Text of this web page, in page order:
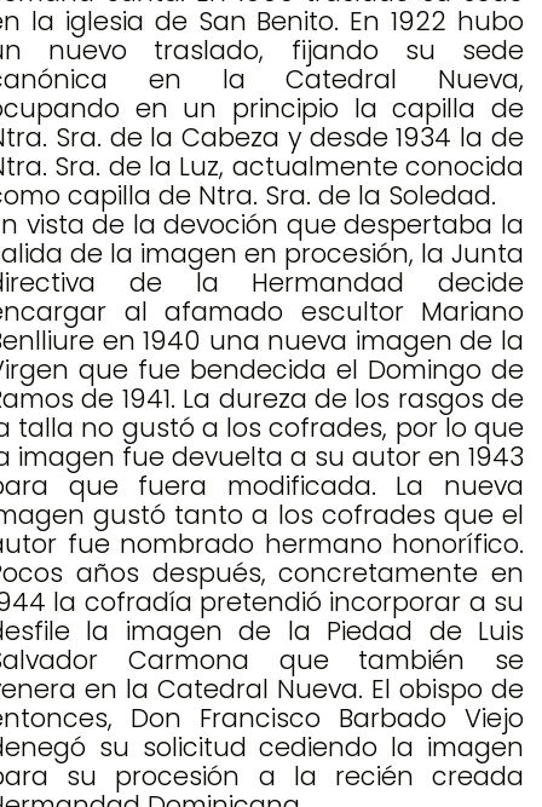
la iglesia de San Benito. En 1922 hubo
nuevo traslado, fijando su sede
en la Catedral Nueva,
en un principio la capilla de
Sra. de la Cabeza y desde 1934 la de
Sra. de la Luz, actualmente conocida
capilla de Ntra. Sra. de la Soledad.
vista de la devoción que despertaba la
de la imagen en procesión, la Junta
de la Hermandad decide
al afamado escultor Mariano
en 1940 una nueva imagen de la
que fue bendecida el Domingo de
de 1941. La dureza de los rasgos de
talla no gustó a los cofrades, por lo que
imagen fue devuelta a su autor en 1943
que fuera modificada. La nueva
gustó tanto a los cofrades que el
fue nombrado hermano honorífico.
años después, concretamente en
la cofradía pretendió incorporar a su
la imagen de la Piedad de Luis
Carmona que también se
en la Catedral Nueva. El obispo de
Don Francisco Barbado Viejo
su solicitud cediendo la imagen
su procesión a la recién creada